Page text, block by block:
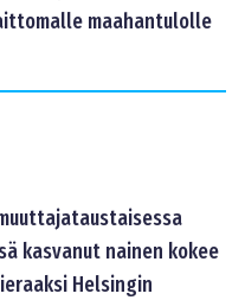
maahantulolle
kasvanut nainen kokee
Helsingin